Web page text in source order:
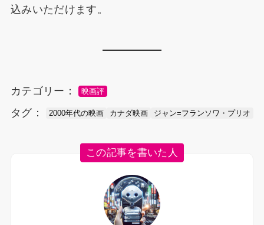
込みいただけます。
カテゴリー： 映画評
タグ： 2000年代の映画 カナダ映画 ジャン=フランソワ・プリオ
この記事を書いた人